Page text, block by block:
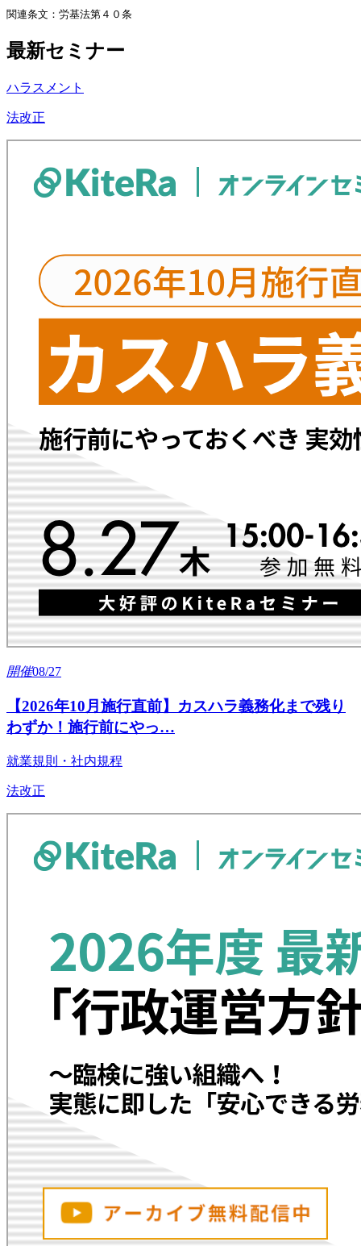
関連条文：労基法第４０条
最新セミナー
ハラスメント
法改正
開催08/27
【2026年10月施行直前】カスハラ義務化まで残り
わずか！施行前にやっ…
就業規則・社内規程
法改正